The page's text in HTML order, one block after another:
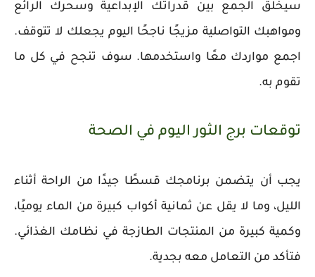
سيخلق الجمع بين قدراتك الإبداعية وسحرك الرائع
ومواهبك التواصلية مزيجًا ناجحًا اليوم يجعلك لا تتوقف.
اجمع مواردك معًا واستخدمها. سوف تنجح في كل ما
تقوم به.
توقعات برج الثور اليوم في الصحة
يجب أن يتضمن برنامجك قسطًا جيدًا من الراحة أثناء
الليل، وما لا يقل عن ثمانية أكواب كبيرة من الماء يوميًا،
وكمية كبيرة من المنتجات الطازجة في نظامك الغذائي.
فتأكد من التعامل معه بجدية.